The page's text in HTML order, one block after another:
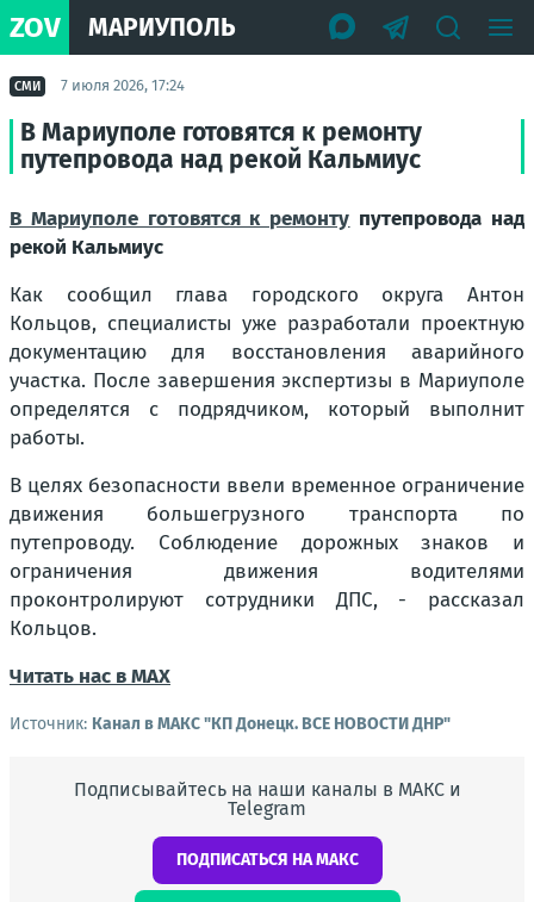
ZOV МАРИУПОЛЬ
СМИ 7 июля 2026, 17:24
В Мариуполе готовятся к ремонту
путепровода над рекой Кальмиус
В Мариуполе готовятся к ремонту путепровода над
рекой Кальмиус
Как сообщил глава городского округа Антон
Кольцов, специалисты уже разработали проектную
документацию для восстановления аварийного
участка. После завершения экспертизы в Мариуполе
определятся с подрядчиком, который выполнит
работы.
В целях безопасности ввели временное ограничение
движения большегрузного транспорта по
путепроводу. Соблюдение дорожных знаков и
ограничения движения водителями
проконтролируют сотрудники ДПС, - рассказал
Кольцов.
Читать нас в МАХ
Источник: Канал в МАКС "КП Донeцк. ВСЕ НОВОСТИ ДНР"
Подписывайтесь на наши каналы в МАКС и
Telegram
ПОДПИСАТЬСЯ НА МАКС